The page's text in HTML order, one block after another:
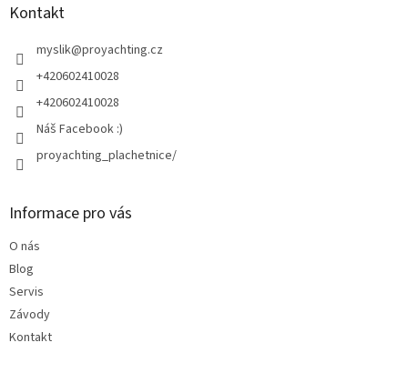
Kontakt
myslik@proyachting.cz
+420602410028
+420602410028
Náš Facebook :)
proyachting_plachetnice/
Informace pro vás
O nás
Blog
Servis
Závody
Kontakt